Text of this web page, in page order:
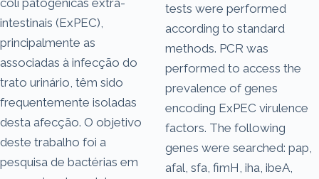
intestinais (ExPEC),
principalmente as
associadas à infecção do
trato urinário, têm sido
frequentemente isoladas
desta afecção. O objetivo
deste trabalho foi a
pesquisa de bactérias em
tests were performed
according to standard
methods. PCR was
performed to access the
prevalence of genes
encoding ExPEC virulence
factors. The following
genes were searched: pap,
afal, sfa, fimH, iha, ibeA,